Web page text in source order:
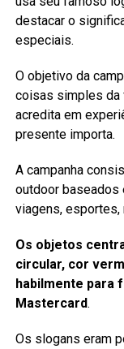
destacar o
especiais.
O objetivo da
coisas simples da
acredita em
presente importa.
A campanha
outdoor
viagens, esportes,
Os objetos
circular, cor
habilmente para
Mastercard.
Os slogans eram